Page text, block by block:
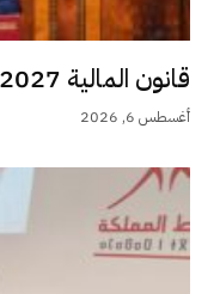
قانون المالية 2027: أخنوش يبقي على دعم...
أغسطس 6, 2026